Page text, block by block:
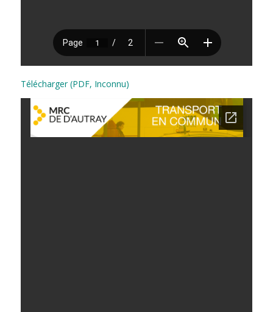
Télécharger (PDF, Inconnu)